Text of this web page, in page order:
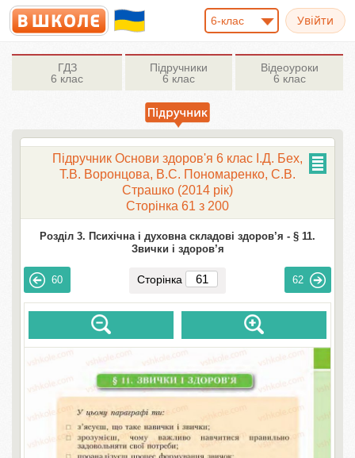
6-клас
ГДЗ
6 клас
Підручники
6 клас
Відеоуроки
6 клас
Підручник Основи здоров'я 6 клас І.Д. Бех,
Т.В. Воронцова, В.С. Пономаренко, С.В.
Страшко (2014 рік)
Сторінка 61 з 200
Розділ 3. Психічна і духовна складові здоров’я - § 11.
Звички і здоров’я
60 Сторінка 62